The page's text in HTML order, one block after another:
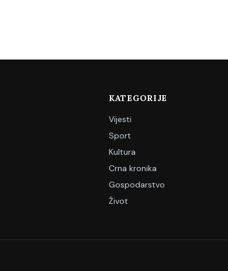
KATEGORIJE
Vijesti
Sport
Kultura
Crna kronika
Gospodarstvo
Život